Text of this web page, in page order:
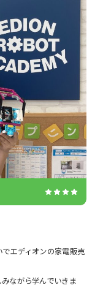
エディオンの家電販売
ながら学んでいきま